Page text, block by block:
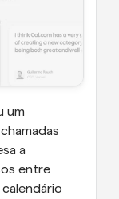
um
a
entre
calendário